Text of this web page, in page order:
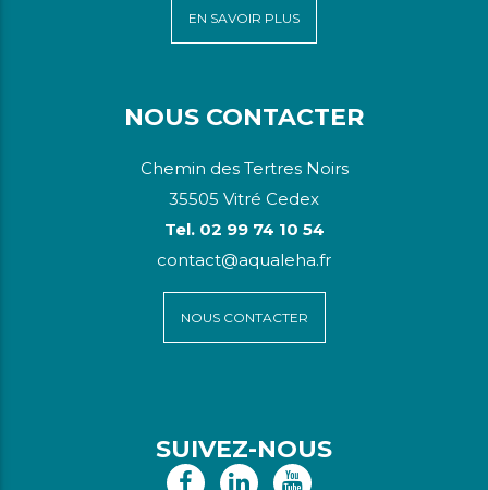
EN SAVOIR PLUS
NOUS CONTACTER
Chemin des Tertres Noirs
35505 Vitré Cedex
Tel. 02 99 74 10 54
contact@aqualeha.fr
NOUS CONTACTER
SUIVEZ-NOUS